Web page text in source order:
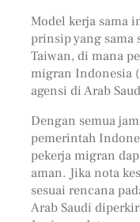
Model kerja sama
prinsip yang sama
Taiwan, di mana
migran Indonesia
agensi di Arab
Dengan semua
pemerintah
pekerja migran
aman. Jika nota
sesuai rencana
Arab Saudi